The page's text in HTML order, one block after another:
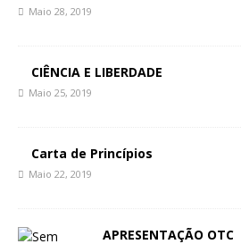
Maio 28, 2019
CIÊNCIA E LIBERDADE
Maio 25, 2019
Carta de Princípios
Maio 22, 2019
APRESENTAÇÃO OTC